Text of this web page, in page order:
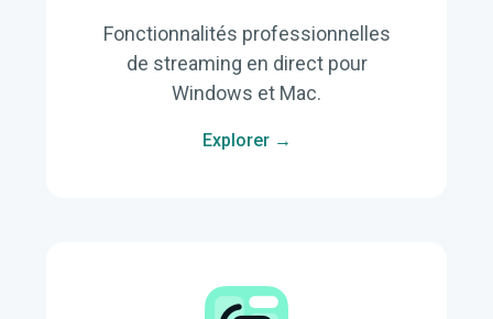
Fonctionnalités professionnelles
de streaming en direct pour
Windows et Mac.
Explorer →